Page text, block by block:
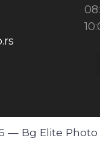
— Bg Elite Photo